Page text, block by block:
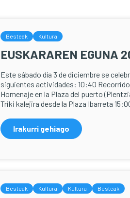
Besteak Kultura
EUSKARAREN EGUNA
Este sábado día 3 de diciembre se
siguientes actividades: 10:40
Homenaje en la Plaza del puerto
Triki kalejira desde la Plaza Ibarreta
Irakurri gehiago
Besteak Kultura Kultura Besteak